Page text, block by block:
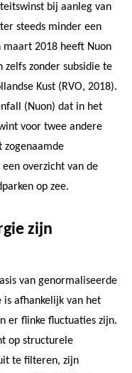
bij aanleg van
steeds minder een
maart 2018 heeft Nuon
zonder subsidie te
Kust (RVO, 2018).
(Nuon) dat in het
voor twee andere
zogenaamde
overzicht van de
op zee.
zijn
van genormaliseerde
afhankelijk van het
er flinke fluctuaties zijn.
op structurele
te filteren, zijn